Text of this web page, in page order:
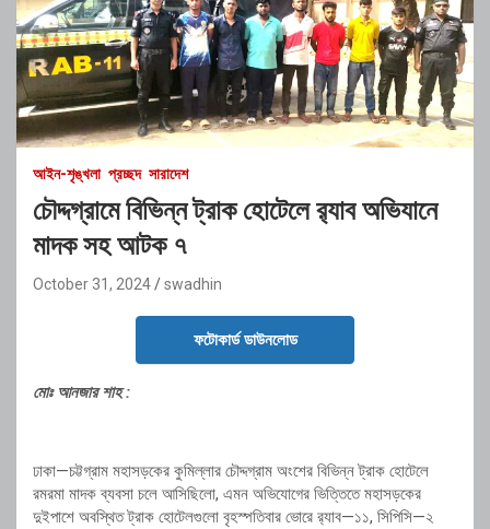
আইন-শৃঙ্খলা প্রচ্ছদ সারাদেশ
চৌদ্দগ্রামে বিভিন্ন ট্রাক হোটেলে র‍্যাব অভিযানে
মাদক সহ আটক ৭
October 31, 2024 swadhin
ফটোকার্ড ডাউনলোড
মোঃ আনজার শাহ :
ঢাকা—চট্টগ্রাম মহাসড়কের কুমিল্লার চৌদ্দগ্রাম অংশের বিভিন্ন ট্রাক হোটেলে
রমরমা মাদক ব্যবসা চলে আসিছিলো, এমন অভিযোগের ভিত্তিতে মহাসড়কের
দুইপাশে অবস্থিত ট্রাক হোটেলগুলো বৃহস্পতিবার ভোরে র‌্যাব—১১, সিপিসি—২